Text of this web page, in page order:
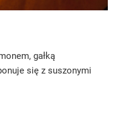
gałką
się z suszonymi